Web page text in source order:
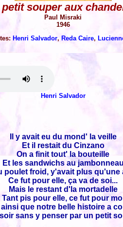
petit souper aux
Paul Misraki
1946
Henri Salvador, Reda Caire,
Henri Salvador
Il y avait eu du mond' la veille
Et il restait du Cinzano
On a finit tout' la bouteille
Et les sandwichs au
poulet froid, y'avait plus qu'une
Ce fut pour elle, ça va de soi...
Mais le restant d'la mortadelle
Tant pis pour elle, ce fut pour
ainsi que notre belle histoire a
sans y penser par un petit